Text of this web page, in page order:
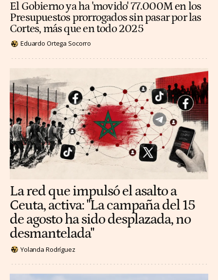
El Gobierno ya ha 'movido' 77.000M en los
Presupuestos prorrogados sin pasar por las
Cortes, más que en todo 2025
Eduardo Ortega Socorro
La red que impulsó el asalto a
Ceuta, activa: "La campaña del 15
de agosto ha sido desplazada, no
desmantelada"
Yolanda Rodríguez